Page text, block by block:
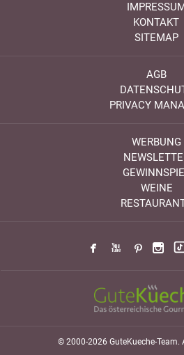
KONTAKT
SITEMAP
AGB
PRIVACY
WERBUNG
WEINE
© 2000-2026 GuteKueche-Team.